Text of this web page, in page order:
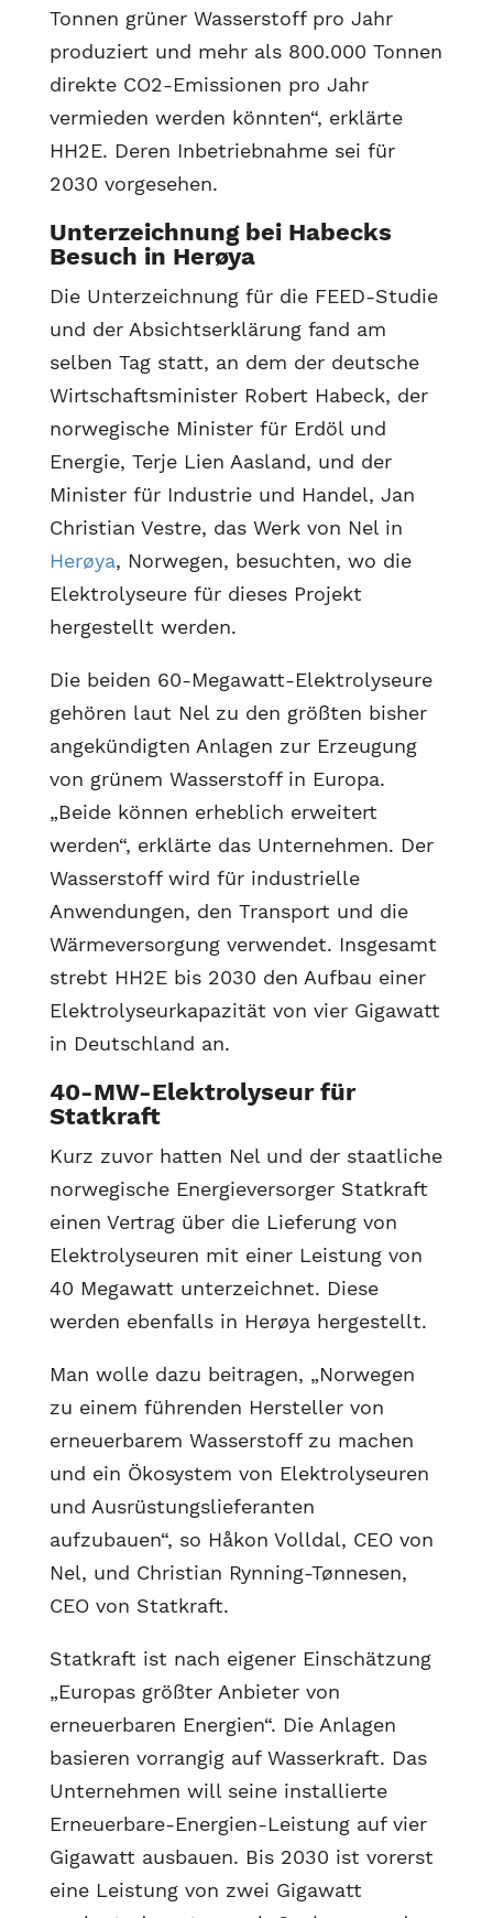
Tonnen grüner Wasserstoff pro Jahr
produziert und mehr als 800.000 Tonnen
direkte CO2-Emissionen pro Jahr
vermieden werden könnten“, erklärte
HH2E. Deren Inbetriebnahme sei für
2030 vorgesehen.
Unterzeichnung bei Habecks
Besuch in Herøya
Die Unterzeichnung für die FEED-Studie
und der Absichtserklärung fand am
selben Tag statt, an dem der deutsche
Wirtschaftsminister Robert Habeck, der
norwegische Minister für Erdöl und
Energie, Terje Lien Aasland, und der
Minister für Industrie und Handel, Jan
Christian Vestre, das Werk von Nel in
Herøya, Norwegen, besuchten, wo die
Elektrolyseure für dieses Projekt
hergestellt werden.
Die beiden 60-Megawatt-Elektrolyseure
gehören laut Nel zu den größten bisher
angekündigten Anlagen zur Erzeugung
von grünem Wasserstoff in Europa.
„Beide können erheblich erweitert
werden“, erklärte das Unternehmen. Der
Wasserstoff wird für industrielle
Anwendungen, den Transport und die
Wärmeversorgung verwendet. Insgesamt
strebt HH2E bis 2030 den Aufbau einer
Elektrolyseurkapazität von vier Gigawatt
in Deutschland an.
40-MW-Elektrolyseur für
Statkraft
Kurz zuvor hatten Nel und der staatliche
norwegische Energieversorger Statkraft
einen Vertrag über die Lieferung von
Elektrolyseuren mit einer Leistung von
40 Megawatt unterzeichnet. Diese
werden ebenfalls in Herøya hergestellt.
Man wolle dazu beitragen, „Norwegen
zu einem führenden Hersteller von
erneuerbarem Wasserstoff zu machen
und ein Ökosystem von Elektrolyseuren
und Ausrüstungslieferanten
aufzubauen“, so Håkon Volldal, CEO von
Nel, und Christian Rynning-Tønnesen,
CEO von Statkraft.
Statkraft ist nach eigener Einschätzung
„Europas größter Anbieter von
erneuerbaren Energien“. Die Anlagen
basieren vorrangig auf Wasserkraft. Das
Unternehmen will seine installierte
Erneuerbare-Energien-Leistung auf vier
Gigawatt ausbauen. Bis 2030 ist vorerst
eine Leistung von zwei Gigawatt